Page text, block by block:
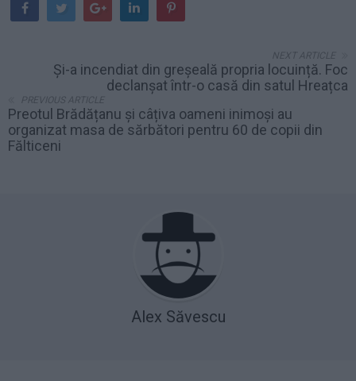
NEXT ARTICLE
Și-a incendiat din greșeală propria locuință. Foc
declanșat într-o casă din satul Hreațca
PREVIOUS ARTICLE
Preotul Brădățanu și câțiva oameni inimoși au
organizat masa de sărbători pentru 60 de copii din
Fălticeni
Alex Săvescu